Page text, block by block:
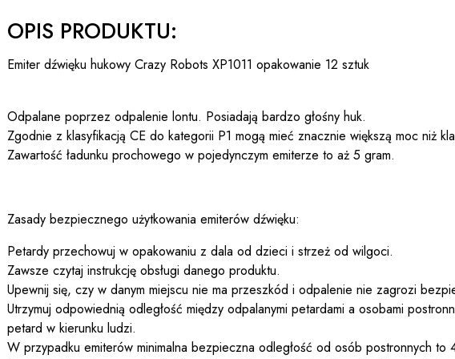
OPIS PRODUKTU:
Emiter dźwięku hukowy Crazy Robots XP1011 opakowanie 12 sztuk
Odpalane poprzez odpalenie lontu. Posiadają bardzo głośny huk.
Zgodnie z klasyfikacją CE do kategorii P1 mogą mieć znacznie większą moc niż
Zawartość ładunku prochowego w pojedynczym emiterze to aż 5 gram.
Zasady bezpiecznego użytkowania emiterów dźwięku:
Petardy przechowuj w opakowaniu z dala od dzieci i strzeż od wilgoci.
Zawsze czytaj instrukcję obsługi danego produktu.
Upewnij się, czy w danym miejscu nie ma przeszkód i odpalenie nie zagrozi
Utrzymuj odpowiednią odległość między odpalanymi petardami a osobami
petard w kierunku ludzi.
W przypadku emiterów minimalna bezpieczna odległość od osób postronnych to